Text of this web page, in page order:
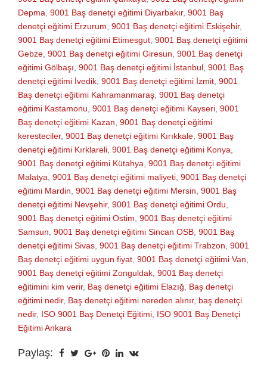
Depma 9001 Baş denetçi eğitimi Diyarbakır, 9001 Baş
denetçi eğitimi Erzurum 9001 Baş denetçi eğitimi Eskişehir,
9001 Baş denetçi eğitimi Etimesgut 9001 Baş denetçi eğitimi
Gebze 9001 Baş denetçi eğitimi Giresun 9001 Baş denetçi
eğitimi Gölbaşı 9001 Baş denetçi eğitimi İstanbul 9001 Baş
denetçi eğitimi İvedik 9001 Baş denetçi eğitimi İzmit 9001
Baş denetçi eğitimi Kahramanmaraş 9001 Baş denetçi
eğitimi Kastamonu 9001 Baş denetçi eğitimi Kayseri 9001
Baş denetçi eğitimi Kazan 9001 Baş denetçi eğitimi
keresteciler, 9001 Baş denetçi eğitimi Kırıkkale 9001 Baş
denetçi eğitimi Kırklareli 9001 Baş denetçi eğitimi Konya
9001 Baş denetçi eğitimi Kütahya 9001 Baş denetçi eğitimi
Malatya 9001 Baş denetçi eğitimi maliyeti 9001 Baş denetçi
eğitimi Mardin 9001 Baş denetçi eğitimi Mersin 9001 Baş
denetçi eğitimi Nevşehir, 9001 Baş denetçi eğitimi Ordu
9001 Baş denetçi eğitimi Ostim 9001 Baş denetçi eğitimi
Samsun 9001 Baş denetçi eğitimi Sincan OSB 9001 Baş
denetçi eğitimi Sivas 9001 Baş denetçi eğitimi Trabzon 9001
Baş denetçi eğitimi uygun fiyat 9001 Baş denetçi eğitimi Van
9001 Baş denetçi eğitimi Zonguldak 9001 Baş denetçi
eğitimini kim verir, Baş denetçi eğitimi Elazığ
Baş denetçi
eğitimi nedir, Baş denetçi eğitimi nereden alınır, baş denetçi
nedir, ISO 9001 Baş Denetçi Eğitimi ISO 9001 Baş Denetçi
Eğitimi Ankara
Paylaş: